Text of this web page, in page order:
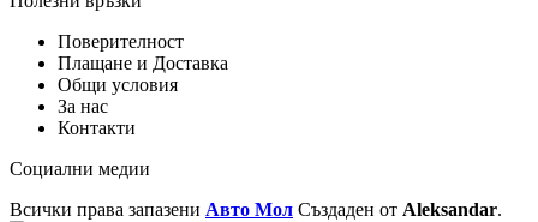
Поверителност
Плащане и Доставка
Общи условия
За нас
Контакти
Социални медии
Всички права запазени Авто Мол Създаден от Aleksandar.